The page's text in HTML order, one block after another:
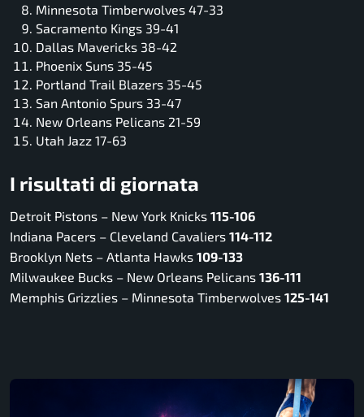
Minnesota Timberwolves 47-33
Sacramento Kings 39-41
Dallas Mavericks 38-42
Phoenix Suns 35-45
Portland Trail Blazers 35-45
San Antonio Spurs 33-47
New Orleans Pelicans 21-59
Utah Jazz 17-63
I risultati di giornata
Detroit Pistons – New York Knicks 115-106
Indiana Pacers – Cleveland Cavaliers 114-112
Brooklyn Nets – Atlanta Hawks 109-133
Milwaukee Bucks – New Orleans Pelicans 136-111
Memphis Grizzlies – Minnesota Timberwolves 125-141